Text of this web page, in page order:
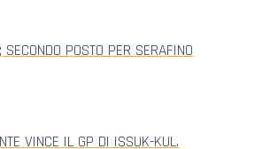
POSTO PER SERAFINO
VINCE IL GP DI ISSUK-KUL.